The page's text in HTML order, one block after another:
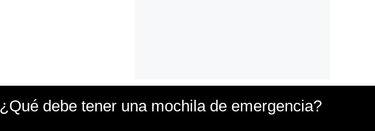
¿Qué debe tener una mochila de emergencia?